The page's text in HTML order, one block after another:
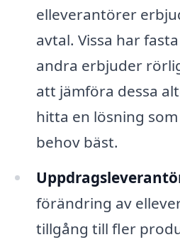
elleverantörer
avtal. Vissa har
andra erbjuder
att jämföra dessa
hitta en lösning
behov bäst.
förändring av
tillgång till fler